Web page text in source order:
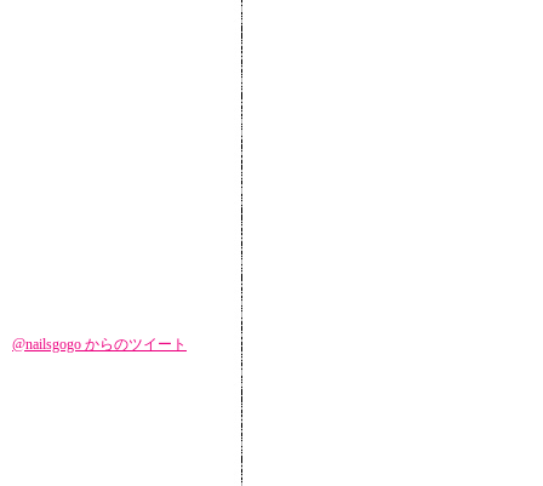
@nailsgogo からのツイート